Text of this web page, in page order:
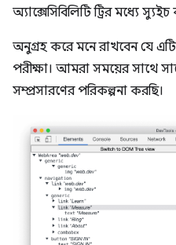
অ্যাক্সেসিবিলিটি ট্রির মধ্যে
অনুগ্রহ করে মনে রাখবেন যে
পরীক্ষা। আমরা সময়ের সাথে
সম্প্রসারণের পরিকল্পনা করছি।